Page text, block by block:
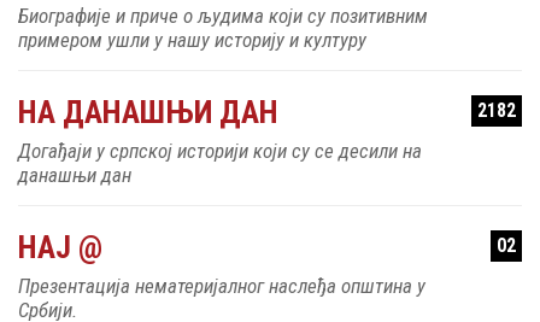
Биографије и приче о људима који су позитивним
примером ушли у нашу историју и културу
НА ДАНАШЊИ ДАН 2182
Догађаји у српској историји који су се десили на
данашњи дан
НАЈ @ 02
Презентација нематеријалног наслеђа општина у
Србији.